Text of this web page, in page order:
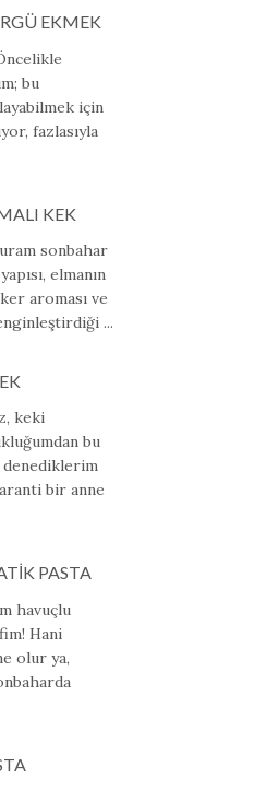
EKMEK
bu
için
fazlasıyla
KEK
sonbahar
elmanın
aroması ve
...
keki
bu
denediklerim
bir anne
PASTA
havuçlu
Hani
olur ya,